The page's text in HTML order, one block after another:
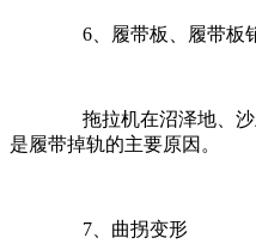
6 、履带板、履带
拖拉机在沼泽地、沙
是履带掉轨的主要原因。
7 、曲拐变形